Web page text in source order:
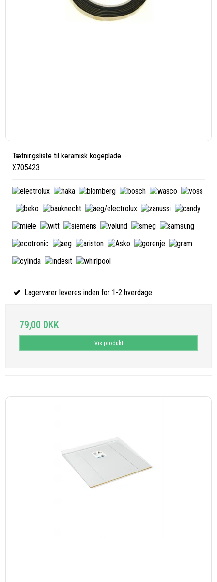
Tætningsliste til keramisk kogeplade
X705423
Lagervarer leveres inden for 1-2 hverdage
79,00 DKK
Vis produkt